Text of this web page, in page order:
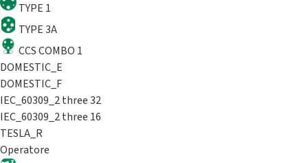
TYPE 1
TYPE 3A
CCS COMBO 1
DOMESTIC_E
DOMESTIC_F
IEC_60309_2 three 32
IEC_60309_2 three 16
TESLA_R
Operatore